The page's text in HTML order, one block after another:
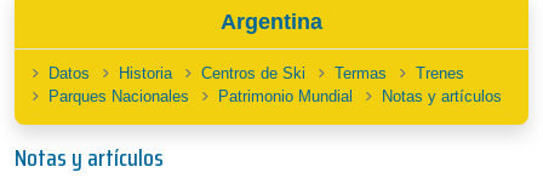
Argentina
Datos Historia Centros de Ski Termas
Trenes
Parques Nacionales
Patrimonio Mundial Notas y artículos
Notas y artículos